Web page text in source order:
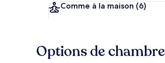
Comme à la maison (6)
Options de chambre